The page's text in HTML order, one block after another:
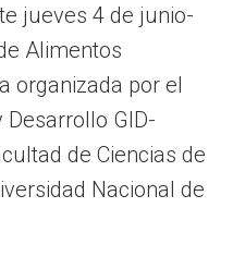
jueves 4 de junio-
Alimentos
organizada por el
GID-
de Ciencias de
Nacional de